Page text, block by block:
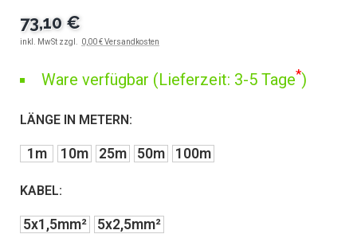
73,10 €
inkl. MwSt zzgl. 0,00 € Versandkosten
Ware verfügbar (Lieferzeit: 3-5 Tage*)
LÄNGE IN METERN:
1m 10m 25m 50m 100m
KABEL:
5x1,5mm² 5x2,5mm²